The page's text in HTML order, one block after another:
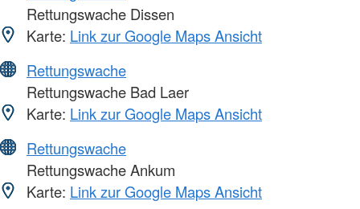
Rettungswache Dissen
Karte: Link zur Google Maps Ansicht
Rettungswache
Rettungswache Bad Laer
Karte: Link zur Google Maps Ansicht
Rettungswache
Rettungswache Ankum
Karte: Link zur Google Maps Ansicht